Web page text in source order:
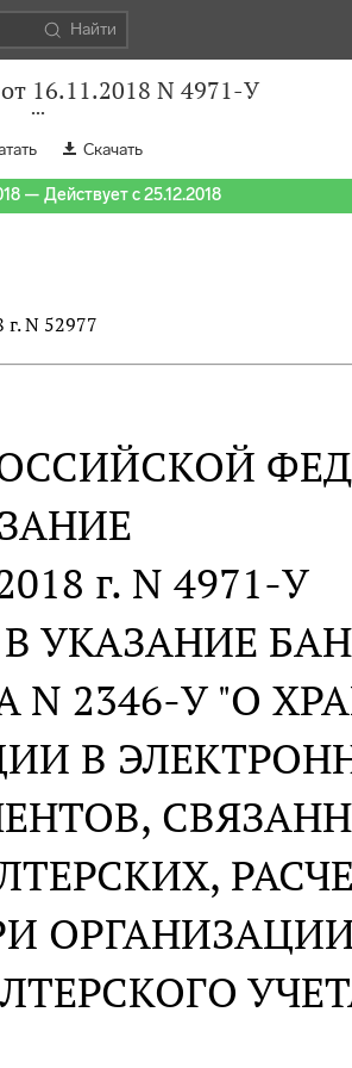
Найти
16.11.2018 N 4971-У
Скачать
— Действует с 25.12.2018
N 52977
г. N 4971-У
УКАЗАНИЕ
N 2346-У "О
В